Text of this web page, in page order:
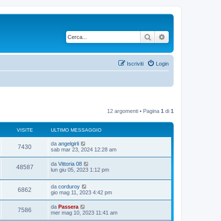
Cerca
Login
Iscriviti
12 argomenti • Pagina 1 di 1
VISITE ULTIMO MESSAGGIO
7430V
i
U
l
m
o
m
e
s
s
a
g
g
i
da angelgirli
sab mar 23, 2024 12:28 am
48587V
i
U
l
i
m
o
m
e
s
s
da Vittoria 08
lun giu 05, 2023 1:12 pm
6862
i
U
l
m
o
da corduroy
gio mag 11, 2023 4:42 pm
7586
U
l
da Passera
mer mag 10, 2023 11:41 am